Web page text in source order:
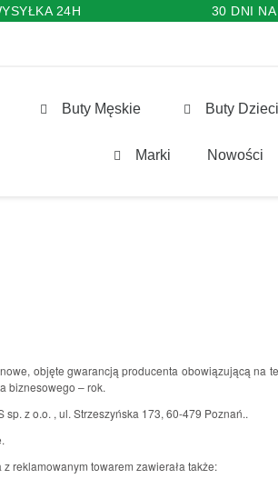
24H 30 DNI
Buty Męskie Buty
Marki Nowości
objęte gwarancją producenta obowiązującą
biznesowego – rok.
z o.o. , ul. Strzeszyńska 173, 60-479 Poznań..
reklamowanym towarem zawierała także: